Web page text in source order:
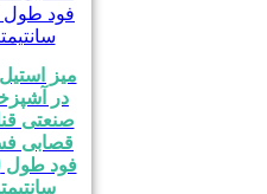
میز استیل
در
صنعتی
قصابی